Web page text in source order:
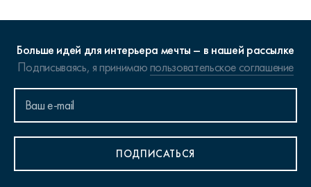
Больше идей для интерьера мечты – в нашей рассылке
Подписываясь, я принимаюпользовательское соглашение
ПОДПИСАТЬСЯ